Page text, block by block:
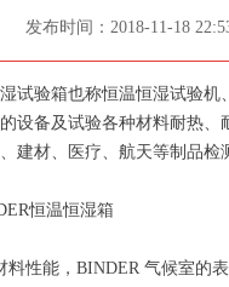
发布时间： 2018-11-18
试验箱也称恒温恒湿试验
设备及试验各种材料耐热
建材、医疗、航天等制品检
恒温恒湿箱
性能，BINDER 气候室的表